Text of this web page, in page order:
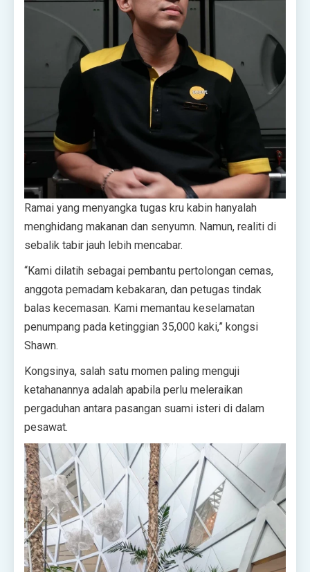
Ramai yang menyangka tugas kru kabin hanyalah
menghidang makanan dan senyumn. Namun, realiti di
sebalik tabir jauh lebih mencabar.
“Kami dilatih sebagai pembantu pertolongan cemas,
anggota pemadam kebakaran, dan petugas tindak
balas kecemasan. Kami memantau keselamatan
penumpang pada ketinggian 35,000 kaki,” kongsi
Shawn.
Kongsinya, salah satu momen paling menguji
ketahanannya adalah apabila perlu meleraikan
pergaduhan antara pasangan suami isteri di dalam
pesawat.